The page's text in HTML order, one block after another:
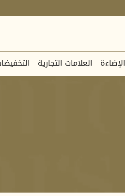
الإضاءة العلامات التجارية